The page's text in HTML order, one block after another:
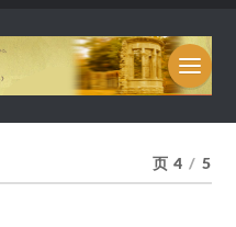
页 4 / 5